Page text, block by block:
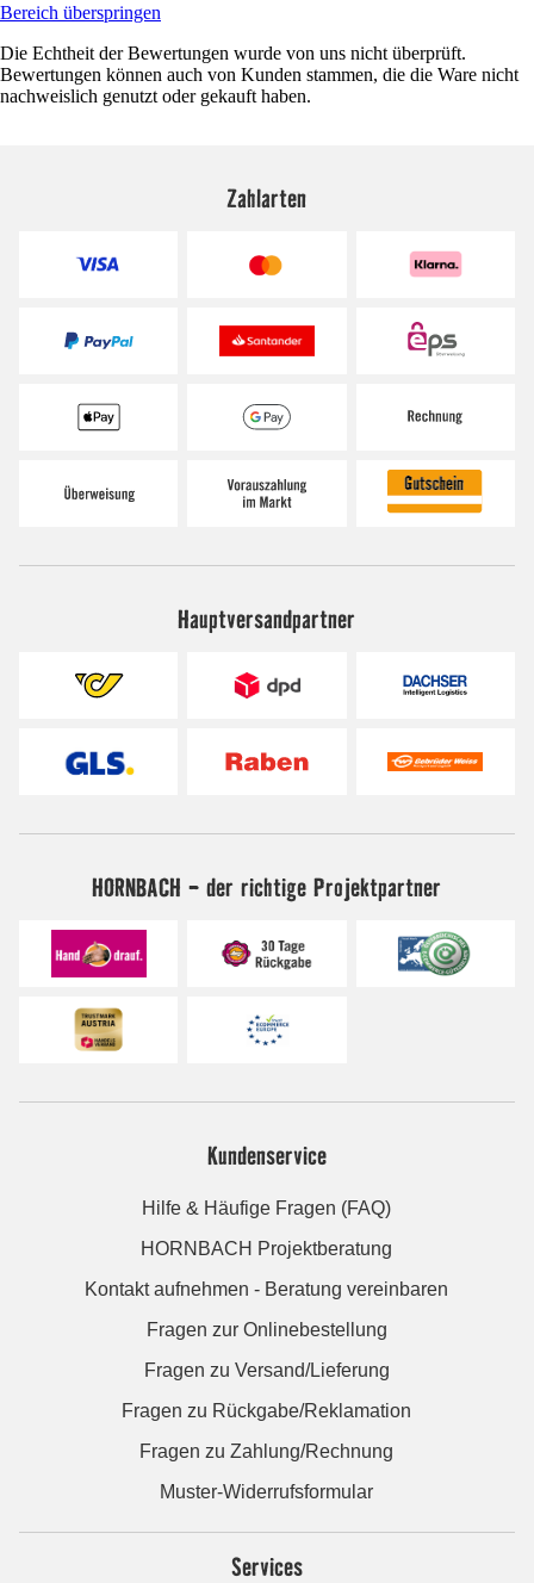
Bereich überspringen
Die Echtheit der Bewertungen wurde von uns nicht überprüft.
Bewertungen können auch von Kunden stammen, die die Ware nicht
nachweislich genutzt oder gekauft haben.
Zahlarten
Hauptversandpartner
HORNBACH - der richtige Projektpartner
Kundenservice
Hilfe & Häufige Fragen (FAQ)
HORNBACH Projektberatung
Kontakt aufnehmen - Beratung vereinbaren
Fragen zur Onlinebestellung
Fragen zu Versand/Lieferung
Fragen zu Rückgabe/Reklamation
Fragen zu Zahlung/Rechnung
Muster-Widerrufsformular
Services